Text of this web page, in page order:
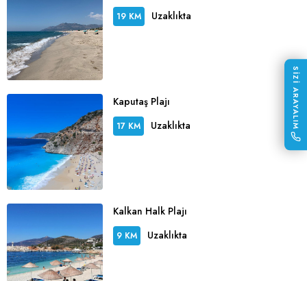
19 KM Uzaklıkta
Kaputaş Plajı
17 KM Uzaklıkta
Kalkan Halk Plajı
9 KM Uzaklıkta
SİZİ ARAYALIM